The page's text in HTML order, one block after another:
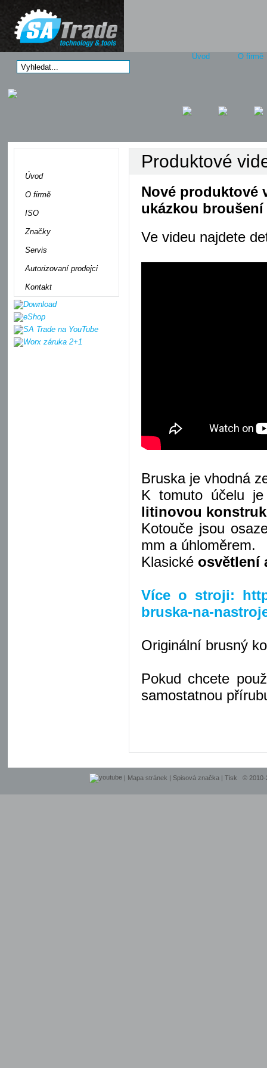
Úvod O firmě
Úvod
O firmě
ISO
Značky
Servis
Autorizovaní prodejci
Kontakt
Produktové
Nové produktové
ukázkou
Ve videu najdete
Bruska je vhodná
K tomuto účelu
litinovou
Kotouče jsou
mm a úhloměrem.
Klasické osvětlení
Více o stroji:
bruska-na-
Originální brusný
Pokud chcete
samostatnou
| Mapa stránek | Spisová značka | Tisk © 2010-